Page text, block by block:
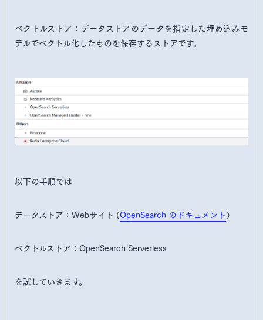
ベクトルストア：データストアのデータを指定した埋め込みモ
デルでベクトル化したものを保存するストアです。
以下の手順では
データストア：Webサイト (OpenSearch のドキュメント）
ベクトルストア：OpenSearch Serverless
を試していきます。